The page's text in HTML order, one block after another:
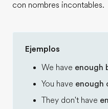
con nombres incontables.
Ejemplos
We have enough
You have enough
They don't have